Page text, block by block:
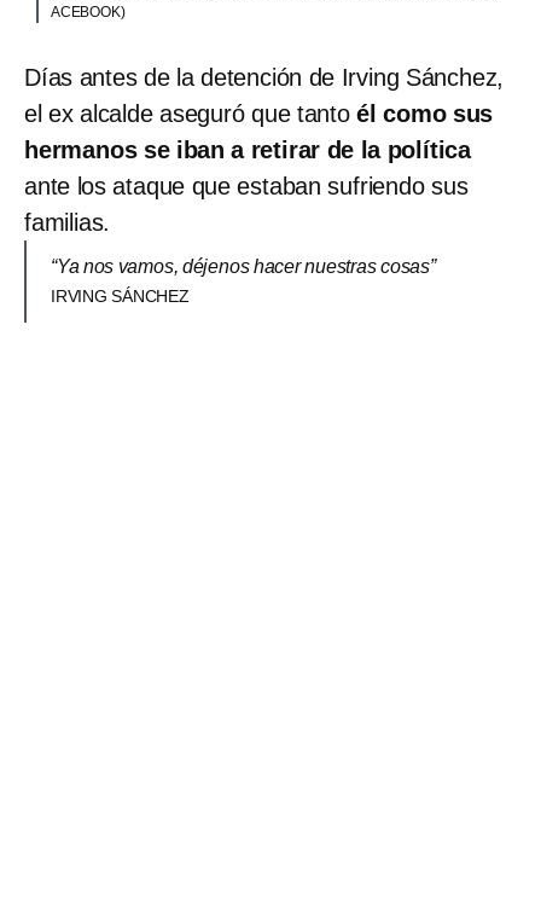
ACEBOOK)
Días antes de la detención de Irving Sánchez,
el ex alcalde aseguró que tantoél como sus
hermanos se iban a retirar de la política
ante los ataque que estaban sufriendo sus
familias.
“Ya nos vamos, déjenos hacer nuestras cosas”
IRVING SÁNCHEZ